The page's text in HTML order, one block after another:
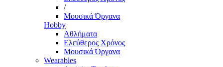
/
Μουσικά Όργανα
Hobby
Αθλήματα
Ελεύθερος Χρόνος
Μουσικά Όργανα
Wearables